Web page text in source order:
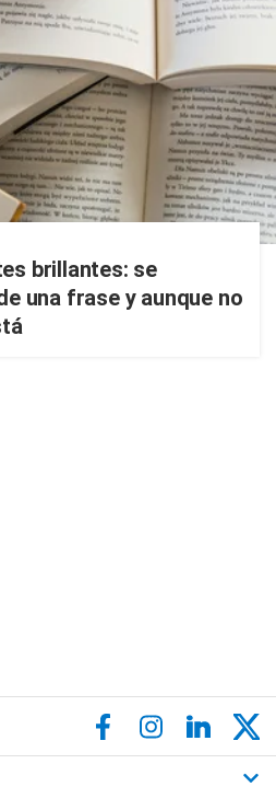
brillantes: se
una frase y aunque no